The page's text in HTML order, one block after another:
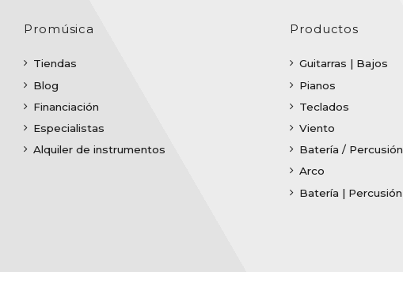
Promúsica
Tiendas
Blog
Financiación
Especialistas
Alquiler de instrumentos
Productos
Guitarras | Bajos
Pianos
Teclados
Viento
Batería / Percusión
Arco
Batería | Percusión